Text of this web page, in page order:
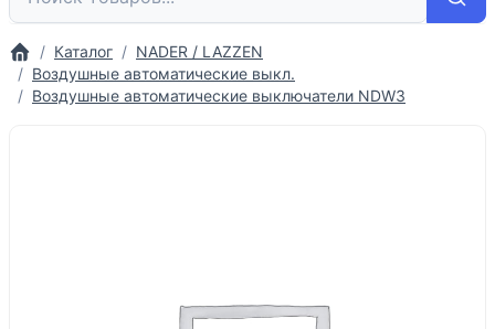
Каталог
NADER / LAZZEN
Воздушные автоматические выкл.
Воздушные автоматические выключатели NDW3